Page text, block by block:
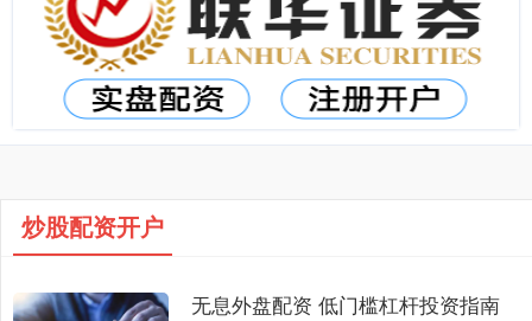
炒股配资开户
无息外盘配资 低门槛杠杆投资指南